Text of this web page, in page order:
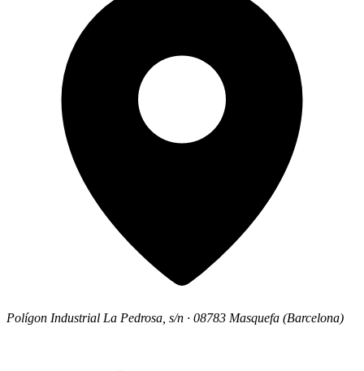
Polígon Industrial La Pedrosa, s/n · 08783 Masquefa (Barcelona)